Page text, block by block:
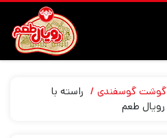
گوشت گوسفندی
راسته با